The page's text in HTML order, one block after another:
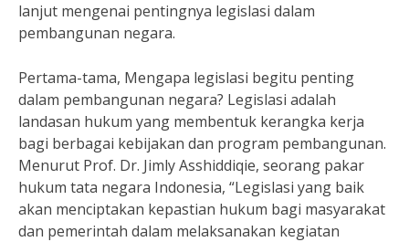
lanjut mengenai pentingnya legislasi dalam
pembangunan negara.
Pertama-tama, Mengapa legislasi begitu penting
dalam pembangunan negara? Legislasi adalah
landasan hukum yang membentuk kerangka kerja
bagi berbagai kebijakan dan program pembangunan.
Menurut Prof. Dr. Jimly Asshiddiqie, seorang pakar
hukum tata negara Indonesia, “Legislasi yang baik
akan menciptakan kepastian hukum bagi masyarakat
dan pemerintah dalam melaksanakan kegiatan